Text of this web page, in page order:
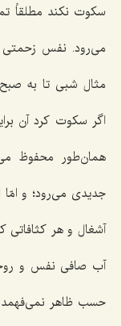
سکوت نکند مطلقاً
می‌رود. نفس زحمتی
مثال شبی تا به
اگر سکوت کرد آن
همان‌طور محفوظ
جدیدی می‌رود؛ و
آشغال و هر
آب صافی نفس و
حسب ظاهر نمی‌فهمد